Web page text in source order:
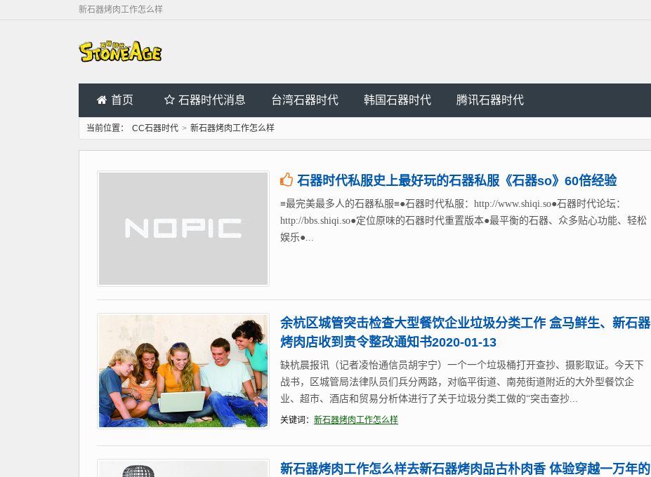
新石器烤肉工作怎么样
首页 石器时代消息 台湾石器时代 韩国石器时代 腾讯石器时代
当前位置： CC石器时代 > 新石器烤肉工作怎么样
石器时代私服史上最好玩的石器私服《石器so》60倍经验
≡最完美最多人的石器私服≡●石器时代私服：http://www.shiqi.so●石器时代论坛：
http://bbs.shiqi.so●定位原味的石器时代重置版本●最平衡的石器、众多贴心功能、轻松
娱乐●...
余杭区城管突击检查大型餐饮企业垃圾分类工作 盒马鲜生、新石器
烤肉店收到责令整改通知书2020-01-13
缺杭晨报讯（记者凌怡通信员胡宇宁）一个一个垃圾桶打开查抄、摄影取证。今天下
战书，区城管局法律队员们兵分两路，对临平街道、南苑街道附近的大外型餐饮企
业、超市、酒店和贸易分析体进行了关于垃圾分类工做的“突击查抄...
关键词： 新石器烤肉工作怎么样
新石器烤肉工作怎么样去新石器烤肉品古朴肉香 体验穿越一万年的